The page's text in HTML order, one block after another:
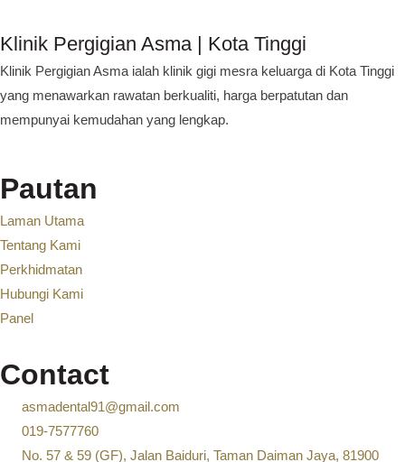
Klinik Pergigian Asma | Kota Tinggi
Klinik Pergigian Asma ialah klinik gigi mesra keluarga di Kota Tinggi
yang menawarkan rawatan berkualiti, harga berpatutan dan
mempunyai kemudahan yang lengkap.
Pautan
Laman Utama
Tentang Kami
Perkhidmatan
Hubungi Kami
Panel
Contact
asmadental91@gmail.com
019-7577760
No. 57 & 59 (GF), Jalan Baiduri, Taman Daiman Jaya, 81900